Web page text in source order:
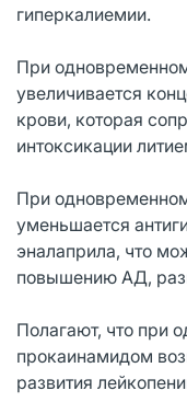
гиперкалиемии.
При
увеличивается
крови, которая
интоксикации
При
уменьшается
эналаприла, что
повышению АД,
Полагают, что при
прокаинамидом
развития